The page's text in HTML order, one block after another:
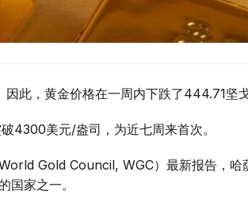
此，黄金价格在一周内下跌了444.71坚戈
4300美元/盎司，为近七周来首次。
Gold Council, WGC）最新报告，哈
国家之一。